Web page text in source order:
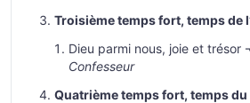
Troisième temps fort, temps de
Dieu parmi nous, joie et trésor ¬
Confesseur
Quatrième temps fort, temps du